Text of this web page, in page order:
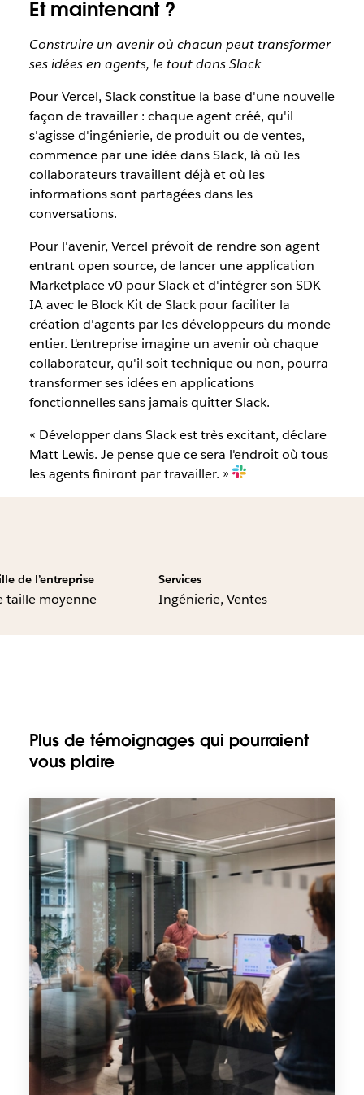
Et maintenant ?
Construire un avenir où chacun peut transformer
ses idées en agents, le tout dans Slack
Pour Vercel, Slack constitue la base d'une nouvelle
façon de travailler : chaque agent créé, qu'il
s'agisse d'ingénierie, de produit ou de ventes,
commence par une idée dans Slack, là où les
collaborateurs travaillent déjà et où les
informations sont partagées dans les
conversations.
Pour l'avenir, Vercel prévoit de rendre son agent
entrant open source, de lancer une application
Marketplace v0 pour Slack et d'intégrer son SDK
IA avec le Block Kit de Slack pour faciliter la
création d'agents par les développeurs du monde
entier. L'entreprise imagine un avenir où chaque
collaborateur, qu'il soit technique ou non, pourra
transformer ses idées en applications
fonctionnelles sans jamais quitter Slack.
« Développer dans Slack est très excitant, déclare
Matt Lewis. Je pense que ce sera l'endroit où tous
les agents finiront par travailler. »
de l’entreprise
taille moyenne
Services
Ingénierie, Ventes
Plus de témoignages qui pourraient
vous plaire